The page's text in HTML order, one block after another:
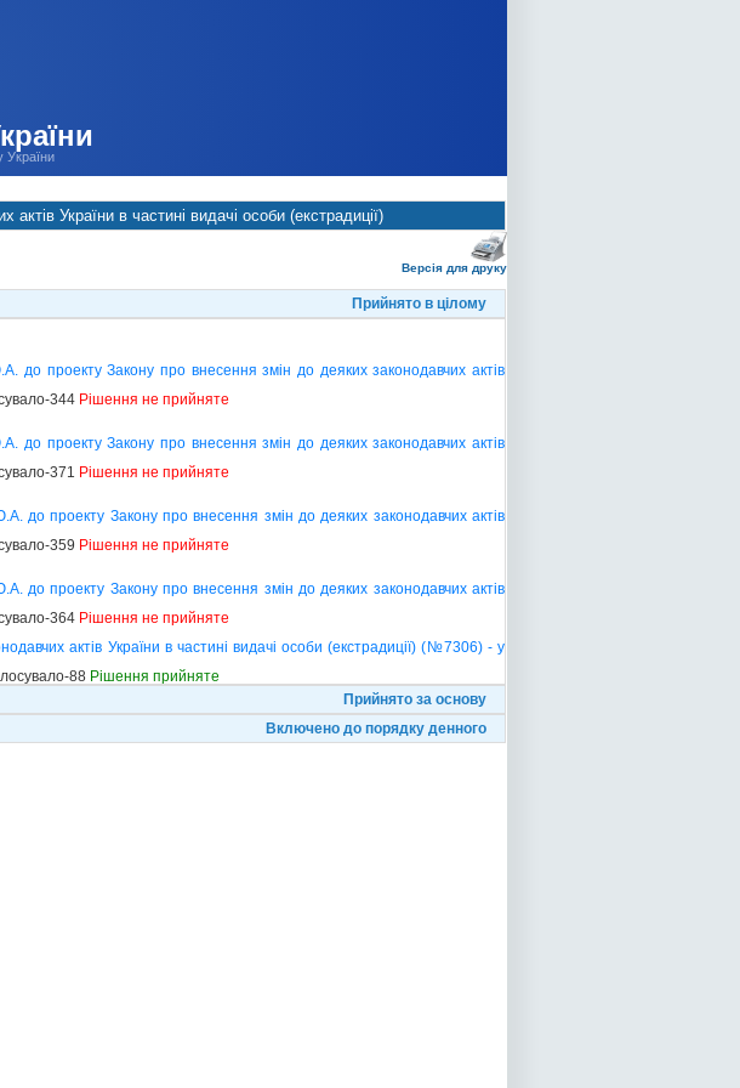
України
України в частині видачі особи (екстрадиції)
Версія для друку
Прийнято в цілому
проекту Закону про внесення змін до деяких законодавчих актів
344 Рішення не прийняте
проекту Закону про внесення змін до деяких законодавчих актів
371 Рішення не прийняте
до проекту Закону про внесення змін до деяких законодавчих актів
359 Рішення не прийняте
до проекту Закону про внесення змін до деяких законодавчих актів
364 Рішення не прийняте
актів України в частині видачі особи (екстрадиції) (№7306) - у
88 Рішення прийняте
Прийнято за основу
Включено до порядку денного